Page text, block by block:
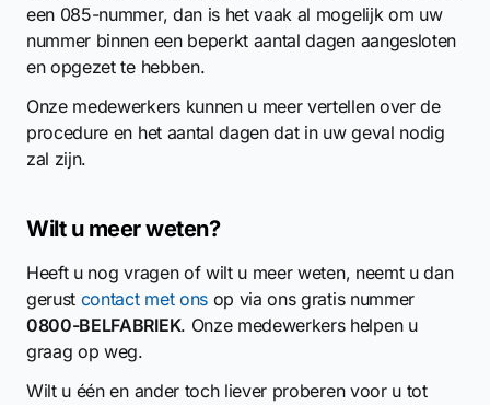
een 085-nummer, dan is het vaak al mogelijk om uw
nummer binnen een beperkt aantal dagen aangesloten
en opgezet te hebben.
Onze medewerkers kunnen u meer vertellen over de
procedure en het aantal dagen dat in uw geval nodig
zal zijn.
Wilt u meer weten?
Heeft u nog vragen of wilt u meer weten, neemt u dan
gerust contact met onsop via ons gratis nummer
0800-BELFABRIEK. Onze medewerkers helpen u
graag op weg.
Wilt u één en ander toch liever proberen voor u tot